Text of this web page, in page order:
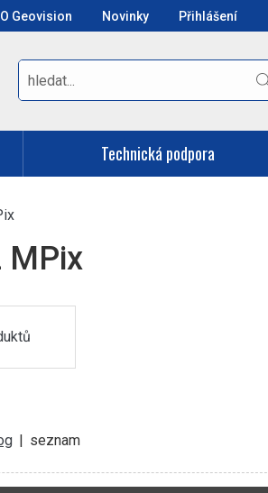
O Geovision Novinky Přihlášení
Technická podpora
MPix
| seznam